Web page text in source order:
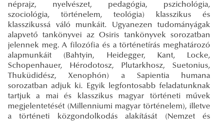
néprajz, nyelvészet, pedagógia, pszichológia,
szociológia, történelem, teológia) klasszikus és
klasszikussá váló munkáit. Ugyanezen tudományágak
alapvető tankönyvei az Osiris tankönyvek sorozatban
jelennek meg. A filozófia és a történetírás meghatározó
alapmunkáit (Bahtyin, Heidegger, Kant, Locke,
Schopenhauer, Hérodotosz, Plutarkhosz, Suetonius,
Thuküdidész, Xenophón) a Sapientia humana
sorozatban adjuk ki. Egyik legfontosabb feladatunknak
tartjuk a mai és klasszikus magyar történeti művek
megjelentetését (Millenniumi magyar történelem), illetve
a történeti közgondolkodás alakítását (Nemzet és